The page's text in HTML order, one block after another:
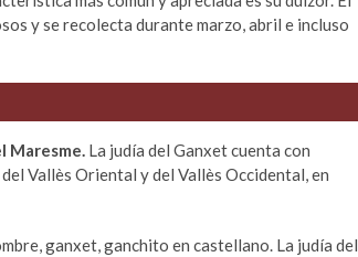
y se recolecta durante marzo, abril e incluso
Maresme. La judía del Ganxet cuenta con
Vallès Oriental y del Vallès Occidental, en
ganxet, ganchito en castellano. La judía del